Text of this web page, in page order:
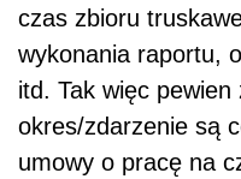
czas zbioru
wykonania raportu,
itd. Tak więc
okres/zdarzenie są
umowy o pracę na